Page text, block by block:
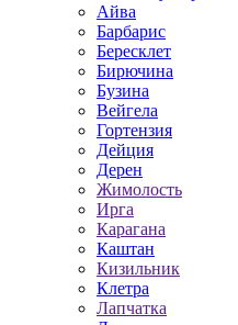
Айва
Барбарис
Бересклет
Бирючина
Бузина
Вейгела
Гортензия
Дейция
Дерен
Жимолость
Ирга
Карагана
Каштан
Кизильник
Клетра
Лапчатка